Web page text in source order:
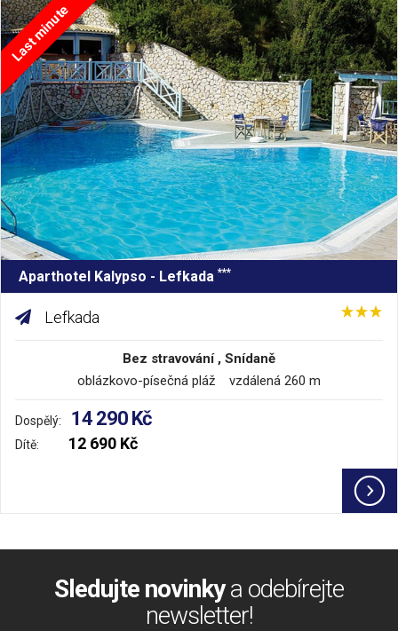
Last minute
Aparthotel Kalypso - Lefkada ***
Lefkada
Bez stravování , Snídaně
oblázkovo-písečná pláž vzdálená 260 m
Dospělý: 14 290 Kč
Dítě: 12 690 Kč
Sledujte novinkya odebírejte
newsletter!